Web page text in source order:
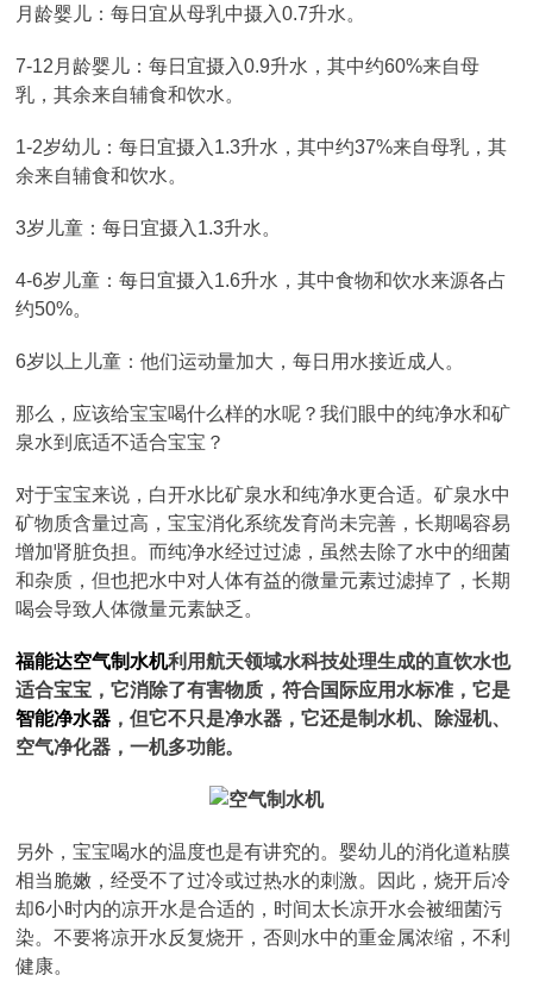
月龄婴儿：每日宜从母乳中摄入0.7升水。
7-12月龄婴儿：每日宜摄入0.9升水，其中约60%来自母
乳，其余来自辅食和饮水。
1-2岁幼儿：每日宜摄入1.3升水，其中约37%来自母乳，其
余来自辅食和饮水。
3岁儿童：每日宜摄入1.3升水。
4-6岁儿童：每日宜摄入1.6升水，其中食物和饮水来源各占
约50%。
6岁以上儿童：他们运动量加大，每日用水接近成人。
那么，应该给宝宝喝什么样的水呢？我们眼中的纯净水和矿
泉水到底适不适合宝宝？
对于宝宝来说，白开水比矿泉水和纯净水更合适。矿泉水中
矿物质含量过高，宝宝消化系统发育尚未完善，长期喝容易
增加肾脏负担。而纯净水经过过滤，虽然去除了水中的细菌
和杂质，但也把水中对人体有益的微量元素过滤掉了，长期
喝会导致人体微量元素缺乏。
福能达空气制水机利用航天领域水科技处理生成的直饮水也
适合宝宝，它消除了有害物质，符合国际应用水标准，它是
智能净水器 ，但它不只是净水器，它还是制水机、除湿机、
空气净化器，一机多功能。
另外，宝宝喝水的温度也是有讲究的。婴幼儿的消化道粘膜
相当脆嫩，经受不了过冷或过热水的刺激。因此，烧开后冷
却6小时内的凉开水是合适的，时间太长凉开水会被细菌污
染。不要将凉开水反复烧开，否则水中的重金属浓缩，不利
健康。